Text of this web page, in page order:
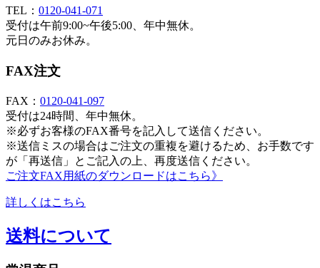
TEL： 0120-041-071
受付は午前9:00~午後5:00、年中無休。
元日のみお休み。
FAX注文
FAX： 0120-041-097
受付は24時間、年中無休。
※必ずお客様のFAX番号を記入して送信ください。
※送信ミスの場合はご注文の重複を避けるため、お手数です
が「再送信」とご記入の上、再度送信ください。
ご注文FAX用紙のダウンロードはこちら》
詳しくはこちら
送料について